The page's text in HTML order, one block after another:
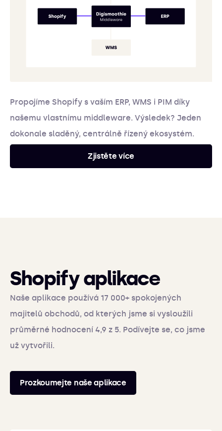
Propojíme Shopify s vaším ERP, WMS i PIM díky
našemu vlastnímu middleware. Výsledek? Jeden
dokonale sladěný, centrálně řízený ekosystém.
Zjistěte více
Shopify aplikace
Naše aplikace používá 17 000+ spokojených
majitelů obchodů, od kterých jsme si vysloužili
průměrné hodnocení 4,9 z 5. Podívejte se, co jsme
už vytvořili.
Prozkoumejte naše aplikace